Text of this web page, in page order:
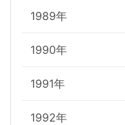
1989年
1990年
1991年
1992年